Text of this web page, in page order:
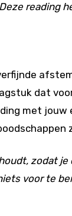
reading
dat
met jouw
zodat
voor te